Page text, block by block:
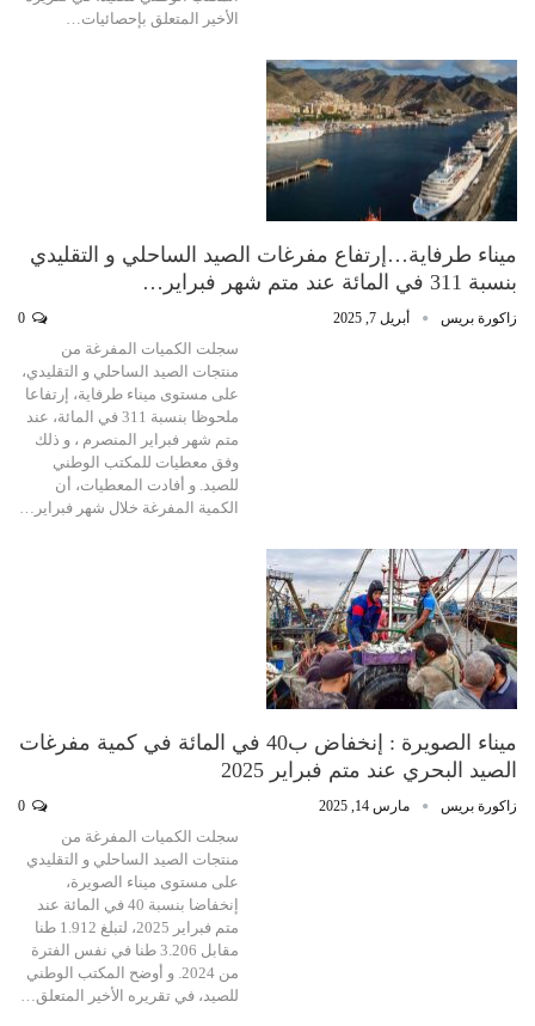
الأخير المتعلق بإحصائيات…
ميناء طرفاية…إرتفاع مفرغات الصيد الساحلي و التقليدي
بنسبة 311 في المائة عند متم شهر فبراير…
زاكورة بريس أبريل 7, 2025
سجلت الكميات المفرغة من
منتجات الصيد الساحلي و التقليدي،
على مستوى ميناء طرفاية، إرتفاعا
ملحوظا بنسبة 311 في المائة، عند
متم شهر فبراير المنصرم ، و ذلك
وفق معطيات للمكتب الوطني
للصيد. و أفادت المعطيات، أن
الكمية المفرغة خلال شهر فبراير…
ميناء الصويرة : إنخفاض ب40 في المائة في كمية مفرغات
الصيد البحري عند متم فبراير 2025
زاكورة بريس مارس 14, 2025
سجلت الكميات المفرغة من
منتجات الصيد الساحلي و التقليدي
على مستوى ميناء الصويرة،
إنخفاضا بنسبة 40 في المائة عند
متم فبراير 2025، لتبلغ 1.912 طنا
مقابل 3.206 طنا في نفس الفترة
من 2024. و أوضح المكتب الوطني
للصيد، في تقريره الأخير المتعلق…